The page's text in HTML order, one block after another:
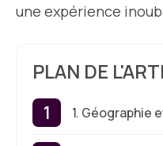
une expérience
PLAN DE
1. Géographie